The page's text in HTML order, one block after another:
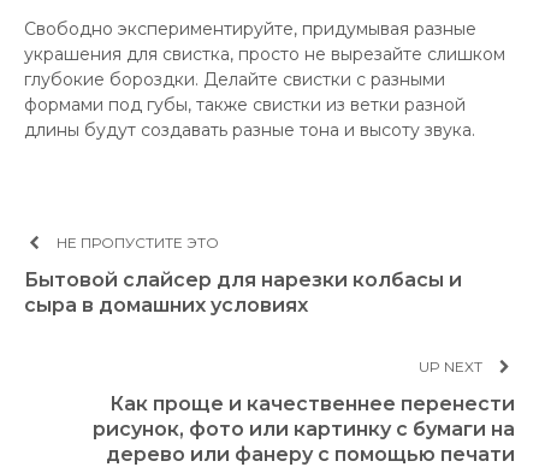
Свободно экспериментируйте, придумывая разные
украшения для свистка, просто не вырезайте слишком
глубокие бороздки. Делайте свистки с разными
формами под губы, также свистки из ветки разной
длины будут создавать разные тона и высоту звука.
НЕ ПРОПУСТИТЕ ЭТО
Бытовой слайсер для нарезки колбасы и
сыра в домашних условиях
UP NEXT
Как проще и качественнее перенести
рисунок, фото или картинку с бумаги на
дерево или фанеру с помощью печати